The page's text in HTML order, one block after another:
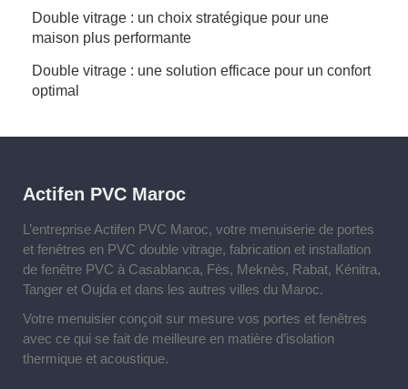
Double vitrage : un choix stratégique pour une
maison plus performante
Double vitrage : une solution efficace pour un confort
optimal
Actifen PVC Maroc
L’entreprise Actifen PVC Maroc, votre menuiserie de portes
et fenêtres en PVC double vitrage, fabrication et installation
de fenêtre PVC à Casablanca, Fès, Meknès, Rabat, Kénitra,
Tanger et Oujda et dans les autres villes du Maroc.
Votre menuisier conçoit sur mesure vos portes et fenêtres
avec ce qui se fait de meilleure en matière d’isolation
thermique et acoustique.